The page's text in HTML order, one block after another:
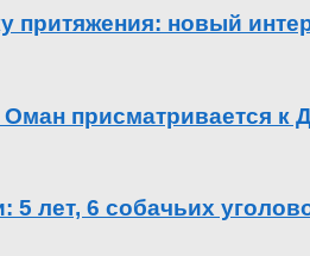
притяжения: новый
присматривается к
5 лет, 6 собачьих